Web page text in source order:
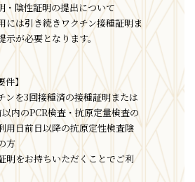
・陰性証明の提出について
には引き続きワクチン接種証明ま
示が必要となります。
】
ンを3回接種済の接種証明または
内のPCR検査・抗原定量検査の
用日前日以降の抗原定性検査陰
方
明をお持ちいただくことでご利